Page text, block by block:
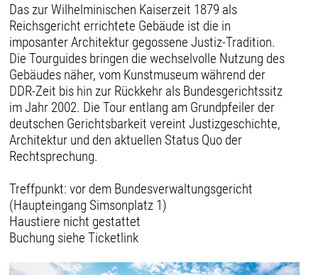
Das zur Wilhelminischen Kaiserzeit 1879 als
Reichsgericht errichtete Gebäude ist die in
imposanter Architektur gegossene Justiz-Tradition.
Die Tourguides bringen die wechselvolle Nutzung des
Gebäudes näher, vom Kunstmuseum während der
DDR-Zeit bis hin zur Rückkehr als Bundesgerichtssitz
im Jahr 2002. Die Tour entlang am Grundpfeiler der
deutschen Gerichtsbarkeit vereint Justizgeschichte,
Architektur und den aktuellen Status Quo der
Rechtsprechung.
Treffpunkt: vor dem Bundesverwaltungsgericht
(Haupteingang Simsonplatz 1)
Haustiere nicht gestattet
Buchung siehe Ticketlink